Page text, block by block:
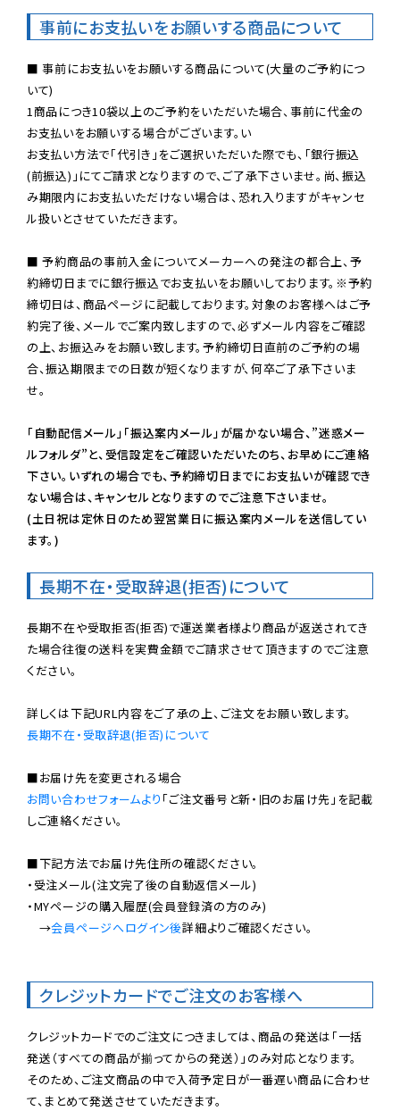
事前にお支払いをお願いする商品について
■ 事前にお支払いをお願いする商品について(大量のご予約につ
いて)
1商品につき10袋以上のご予約をいただいた場合、事前に代金の
お支払いをお願いする場合がございます。い
お支払い方法で「代引き」をご選択いただいた際でも、「銀行振込
(前振込)」にてご請求となりますので、ご了承下さいませ。尚、振込
み期限内にお支払いただけない場合は、恐れ入りますがキャンセ
ル扱いとさせていただきます。
■ 予約商品の事前入金についてメーカーへの発注の都合上、予
約締切日までに銀行振込でお支払いをお願いしております。※予約
締切日は、商品ページに記載しております。対象のお客様へはご予
約完了後、メールでご案内致しますので、必ずメール内容をご確認
の上、お振込みをお願い致します。予約締切日直前のご予約の場
合、振込期限までの日数が短くなりますが、何卒ご了承下さいま
せ。
「自動配信メール」「振込案内メール」が届かない場合、”迷惑メー
ルフォルダ”と、受信設定をご確認いただいたのち、お早めにご連絡
下さい。いずれの場合でも、予約締切日までにお支払いが確認でき
ない場合は、キャンセルとなりますのでご注意下さいませ。
(土日祝は定休日のため翌営業日に振込案内メールを送信してい
ます。)
長期不在・受取辞退(拒否)について
長期不在や受取拒否(拒否)で運送業者様より商品が返送されてき
た場合往復の送料を実費金額でご請求させて頂きますのでご注意
ください。
長期不在・受取辞退(拒否)について
お問い合わせフォームより 「ご注文番号と新・旧のお届け先」を記載
しご連絡ください。
■下記方法でお届け先住所の確認ください。
・受注メール(注文完了後の自動返信メール)
・MYページの購入履歴(会員登録済の方のみ)
→会員ページへログイン後詳細よりご確認ください。
クレジットカードでご注文のお客様へ
クレジットカードでのご注文につきましては、商品の発送は「一括
発送（すべての商品が揃ってからの発送）」のみ対応となります。
そのため、ご注文商品の中で入荷予定日が一番遅い商品に合わせ
て、まとめて発送させていただきます。